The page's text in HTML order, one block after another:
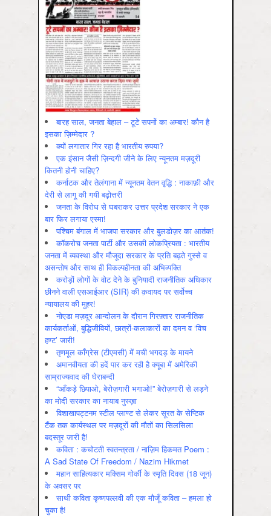
बारह साल, जनता बेहाल – टूटे सपनों का अम्बार! कौन है
इसका ज़िम्मेदार ?
क्यों लगातार गिर रहा है भारतीय रुपया?
एक इंसान जैसी ज़िन्दगी जीने के लिए न्यूनतम मज़दूरी
कितनी होनी चाहिए?
कर्नाटक और तेलंगाना में न्यूनतम वेतन वृद्धि : नाकाफ़ी और
देरी से लागू की गयी बढ़ोत्तरी
जनता के विरोध से घबराकर उत्तर प्रदेश सरकार ने एक
बार फिर लगाया एस्मा!
पश्चिम बंगाल में भाजपा सरकार और बुलडोज़र का आतंक!
कॉकरोच जनता पार्टी और उसकी लोकप्रियता : भारतीय
जनता में व्‍यवस्‍था और मौजूदा सरकार के प्रति बढ़ते गुस्‍से व
असन्‍तोष और साथ ही विकल्‍पहीनता की अभिव्‍यक्ति
करोड़ों लोगों के वोट देने के बुनियादी राजनीतिक अधिकार
छीनने वाली एसआईआर (SIR) की क़वायद पर सर्वोच्च
न्यायालय की मुहर!
नोएडा मज़दूर आन्दोलन के दौरान गिरफ़्तार राजनीतिक
कार्यकर्ताओं, बुद्धिजीवियों, छात्रों-कलाकारों का दमन व ‘विच
हण्ट’ जारी!
तृणमूल काँग्रेस (टीएमसी) में मची भगदड़ के मायने
अमानवीयता की हदें पार कर रही है क्यूबा में अमेरिकी
साम्राज्यवाद की घेराबन्दी
“आँकड़े छिपाओ, बेरोज़गारी भगाओ!” बेरोज़गारी से लड़ने
का मोदी सरकार का नायाब नुस्ख़ा
विशाखापट्टनम स्टील प्लाण्ट से लेकर सूरत के सेप्टिक
टैंक तक कार्यस्थल पर मज़दूरों की मौतों का सिलसिला
बदस्तूर जारी है!
कविता : कचोटती स्वतन्त्रता / नाज़िम हिकमत Poem :
A Sad State Of Freedom / Nazim Hikmet
महान साहित्यकार मक्सिम गोर्की के स्मृति दिवस (18 जून)
के अवसर पर
साथी कविता कृष्णपल्लवी की एक मौजूँ कविता – हमला हो
चुका है!